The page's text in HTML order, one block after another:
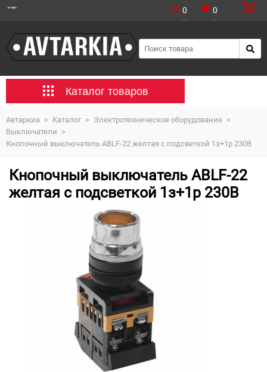
0 0
Каталог товаров
Автаркиа > Каталог > Электротехническое оборудование >
Выключатели >
Кнопочный выключатель ABLF-22 желтая с подсветкой 1з+1р 230В
Кнопочный выключатель ABLF-22
желтая с подсветкой 1з+1р 230В